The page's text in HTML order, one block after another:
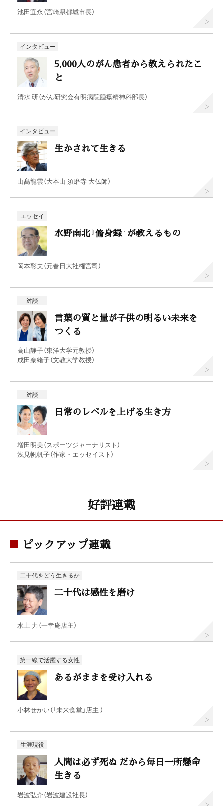
池田宜永（宮崎県都城市長）
インタビュー
5,000人のがん患者から教えられたこ
と
清水 研（がん研究会有明病院腫瘍精神科部長）
インタビュー
生かされて生きる
山髙龍雲（大本山 須磨寺 大仏師）
エッセイ
水野南北『脩身録』が教えるもの
岡本彰夫（元春日大社権宮司）
対談
言葉の質と量が子供の明るい未来を
つくる
高山静子（東洋大学元教授）
成田奈緒子（文教大学教授）
対談
日常のレベルを上げる生き方
増田明美（スポーツジャーナリスト）
浅見帆帆子（作家・エッセイスト）
好評連載
ピックアップ連載
二十代をどう生きるか
二十代は感性を磨け
水上 力（一幸庵店主）
第一線で活躍する女性
あるがままを受け入れる
小林せかい（「未来食堂」店主 ）
生涯現役
人間は必ず死ぬ だから毎日一所懸命
生きる
岩波弘介（岩波建設社長）